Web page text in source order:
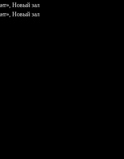
Новый зал
Новый зал